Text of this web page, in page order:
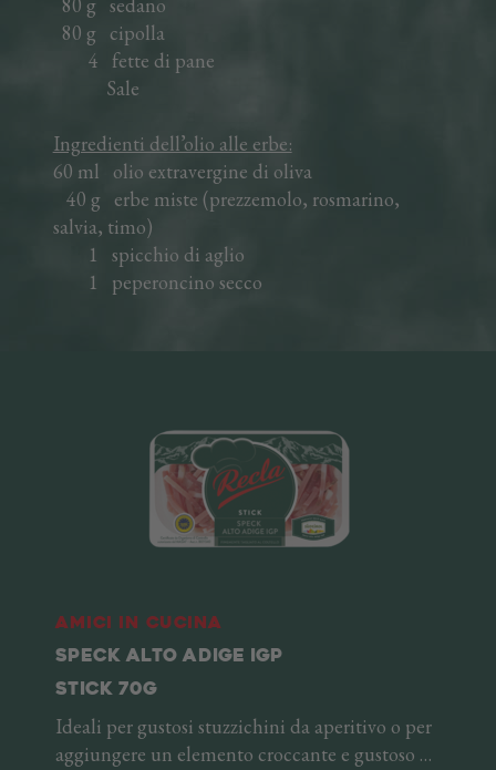
80 g cipolla
4 fette di pane
Sale
Ingredienti dell’olio alle erbe:
60 ml olio extravergine di oliva
40 g erbe miste (prezzemolo, rosmarino,
salvia, timo)
1 spicchio di aglio
1 peperoncino secco
Amici in cucina
SPECK ALTO ADIGE IGP
STICK 70G
Ideali per gustosi stuzzichini da aperitivo o per
aggiungere un elemento croccante e gustoso ai